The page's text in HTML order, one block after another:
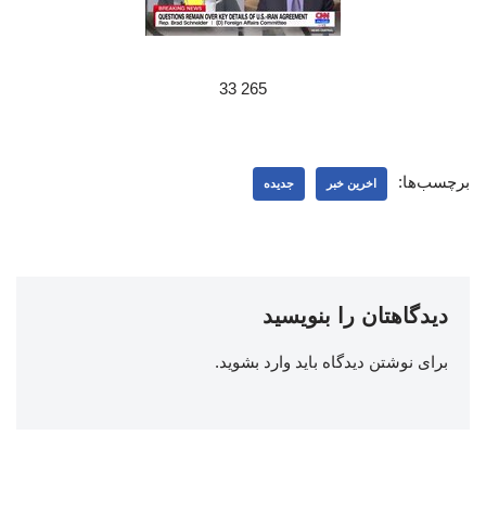
265 33
برچسب‌ها: اخرین خبر جدیده
دیدگاهتان را بنویسید
برای نوشتن دیدگاه باید وارد بشوید.